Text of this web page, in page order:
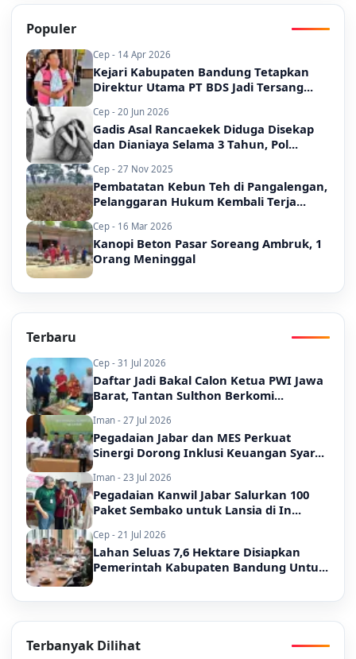
Populer
Cep - 14 Apr 2026
Kejari Kabupaten Bandung Tetapkan
Direktur Utama PT BDS Jadi Tersang...
Cep - 20 Jun 2026
Gadis Asal Rancaekek Diduga Disekap
dan Dianiaya Selama 3 Tahun, Pol...
Cep - 27 Nov 2025
Pembatatan Kebun Teh di Pangalengan,
Pelanggaran Hukum Kembali Terja...
Cep - 16 Mar 2026
Kanopi Beton Pasar Soreang Ambruk, 1
Orang Meninggal
Terbaru
Cep - 31 Jul 2026
Daftar Jadi Bakal Calon Ketua PWI Jawa
Barat, Tantan Sulthon Berkomi...
Iman - 27 Jul 2026
Pegadaian Jabar dan MES Perkuat
Sinergi Dorong Inklusi Keuangan Syar...
Iman - 23 Jul 2026
Pegadaian Kanwil Jabar Salurkan 100
Paket Sembako untuk Lansia di In...
Cep - 21 Jul 2026
Lahan Seluas 7,6 Hektare Disiapkan
Pemerintah Kabupaten Bandung Untu...
Terbanyak Dilihat